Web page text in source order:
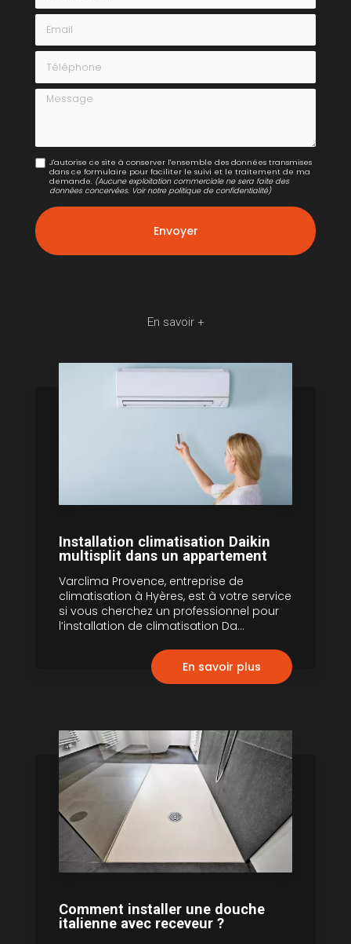
Email
Téléphone
Message
J'autorise ce site à conserver l'ensemble des données transmises
dans ce formulaire pour faciliter le suivi et le traitement de ma
demande. (Aucune exploitation commerciale ne sera faite des
données concervées. Voir notrepolitique de confidentialité)
En savoir +
Installation climatisation Daikin
multisplit dans un appartement
Varclima Provence, entreprise de
climatisation à Hyères, est à votre service
si vous cherchez un professionnel pour
l’installation de climatisation Da...
En savoir plus
Comment installer une douche
italienne avec receveur ?